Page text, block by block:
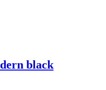
black